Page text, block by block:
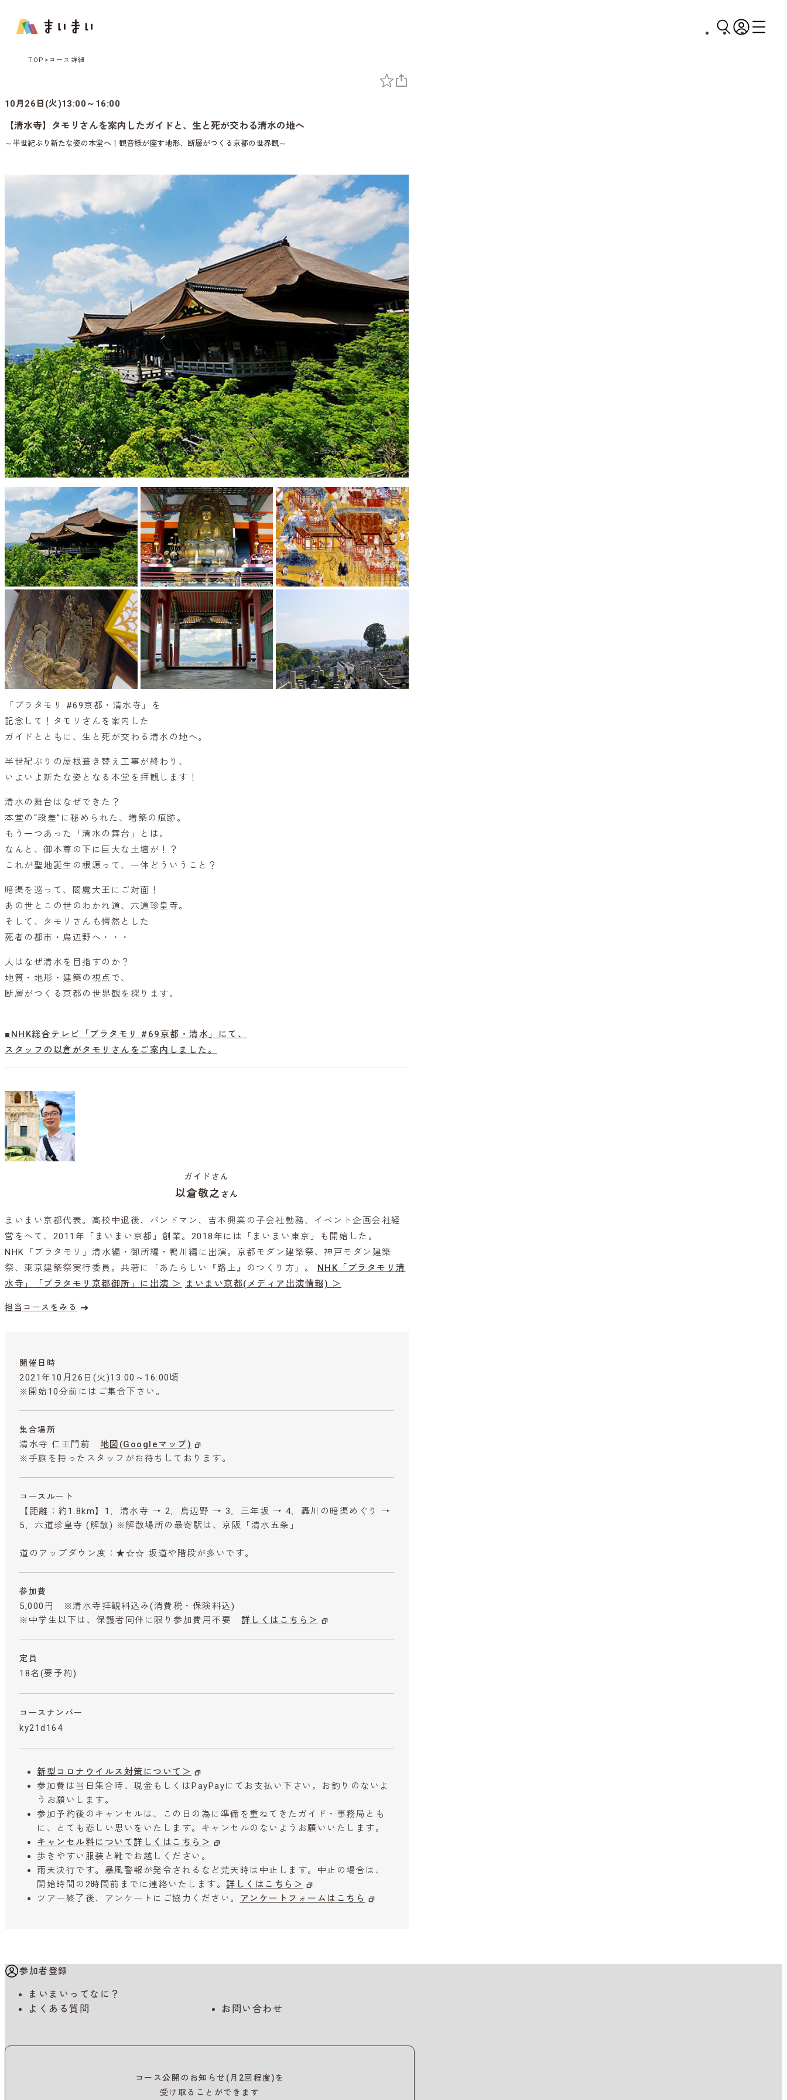
TOP コース詳細
10月26日(火)13:00～16:00
【清水寺】タモリさんを案内したガイドと、生と死が交わる清水の地へ
～半世紀ぶり新たな姿の本堂へ！観音様が座す地形、断層がつくる京都の世界観～
「ブラタモリ #69京都・清水寺」を
記念して！タモリさんを案内した
ガイドとともに、生と死が交わる清水の地へ。
半世紀ぶりの屋根葺き替え工事が終わり、
いよいよ新たな姿となる本堂を拝観します！
清水の舞台はなぜできた？
本堂の“段差”に秘められた、増築の痕跡。
もう一つあった「清水の舞台」とは。
なんと、御本尊の下に巨大な土壇が！？
これが聖地誕生の根源って、一体どういうこと？
暗渠を巡って、閻魔大王にご対面！
あの世とこの世のわかれ道、六道珍皇寺。
そして、タモリさんも愕然とした
死者の都市・鳥辺野へ・・・
人はなぜ清水を目指すのか？
地質・地形・建築の視点で、
断層がつくる京都の世界観を探ります。
■NHK総合テレビ「ブラタモリ #69京都・清水」にて、
スタッフの以倉がタモリさんをご案内しました。
ガイドさん
以倉敬之 さん
まいまい京都代表。高校中退後、バンドマン、吉本興業の子会社勤務、イベント企画会社経
営をへて、2011年「まいまい京都」創業。2018年には「まいまい東京」も開始した。
NHK「ブラタモリ」清水編・御所編・鴨川編に出演。京都モダン建築祭、神戸モダン建築
祭、東京建築祭実行委員。共著に「あたらしい『路上』のつくり方」。 NHK「ブラタモリ清
水寺」
「ブラタモリ京都御所」に出演 ＞ まいまい京都(メディア出演情報) ＞
担当コースをみる
開催日時
2021年10月26日(火)13:00～16:00頃
※開始10分前にはご集合下さい。
集合場所
清水寺 仁王門前 地図(Googleマップ)
※手旗を持ったスタッフがお待ちしております。
コースルート
【距離：約1.8km】1．清水寺 → 2．鳥辺野 → 3．三年坂 → 4．轟川の暗渠めぐり →
5．六道珍皇寺 (解散) ※解散場所の最寄駅は、京阪「清水五条」
道のアップダウン度：★☆☆ 坂道や階段が多いです。
参加費
5,000円 ※清水寺拝観料込み(消費税・保険料込)
※中学生以下は、保護者同伴に限り参加費用不要 詳しくはこちら＞
定員
18名(要予約)
コースナンバー
ky21d164
新型コロナウイルス対策について＞
参加費は当日集合時、現金もしくはPayPayにてお支払い下さい。お釣りのないよ
うお願いします。
参加予約後のキャンセルは、この日の為に準備を重ねてきたガイド・事務局とも
に、とても悲しい思いをいたします。キャンセルのないようお願いいたします。
キャンセル料について詳しくはこちら＞
歩きやすい服装と靴でお越しください。
雨天決行です。暴風警報が発令されるなど荒天時は中止します。中止の場合は、
開始時間の2時間前までに連絡いたします。 詳しくはこちら＞
ツアー終了後、アンケートにご協力ください。
アンケートフォームはこちら
参加者登録
まいまいってなに？
よくある質問
お問い合わせ
コース公開のお知らせ(月2回程度)を
受け取ることができます